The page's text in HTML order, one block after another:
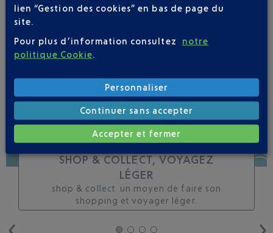
SHOP & COLLECT, VOYAGEZ
LÉGER
shop & collect. un moyen de faire son
shopping et voyager léger.
lien “Gestion des cookies” en bas de page du
site.
Pour plus d’information consultez
notre
politique Cookie
Personnaliser
Continuer sans accepter
Accepter et fermer